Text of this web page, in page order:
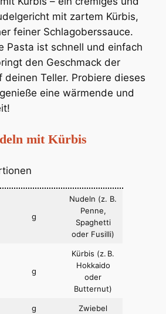
mit zartem Kürbis,
feiner Schlagoberssauce.
Pasta ist schnell und einfach
den Geschmack der
deinen Teller. Probiere dieses
eine wärmende und
mit Kürbis
g
Nudeln (z. B.
Penne,
Spaghetti
oder Fusilli)
g
Kürbis (z. B.
Hokkaido
oder
Butternut)
g Zwiebel